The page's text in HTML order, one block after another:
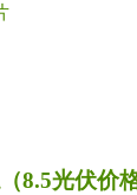
8.5光伏价格